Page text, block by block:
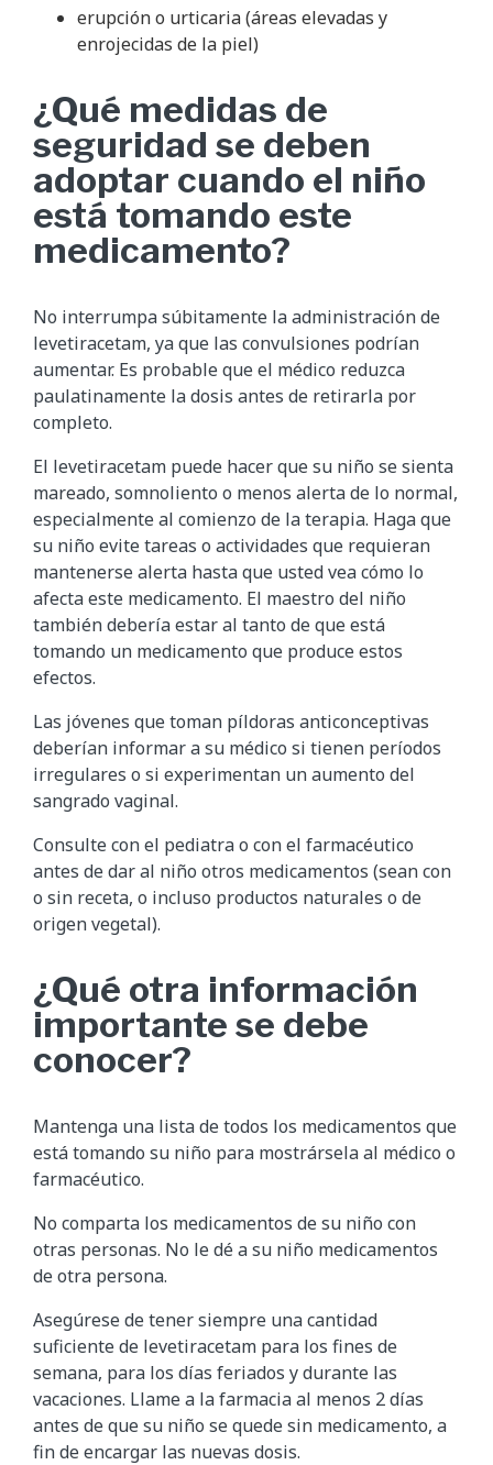
erupción o urticaria (áreas elevadas y
enrojecidas de la piel)
¿Qué medidas de
seguridad se deben
adoptar cuando el niño
está tomando este
medicamento?
No interrumpa súbitamente la administración de
levetiracetam, ya que las convulsiones podrían
aumentar. Es probable que el médico reduzca
paulatinamente la dosis antes de retirarla por
completo.
El levetiracetam puede hacer que su niño se sienta
mareado, somnoliento o menos alerta de lo normal,
especialmente al comienzo de la terapia. Haga que
su niño evite tareas o actividades que requieran
mantenerse alerta hasta que usted vea cómo lo
afecta este medicamento. El maestro del niño
también debería estar al tanto de que está
tomando un medicamento que produce estos
efectos.
Las jóvenes que toman píldoras anticonceptivas
deberían informar a su médico si tienen períodos
irregulares o si experimentan un aumento del
sangrado vaginal.
Consulte con el pediatra o con el farmacéutico
antes de dar al niño otros medicamentos (sean con
o sin receta, o incluso productos naturales o de
origen vegetal).
¿Qué otra información
importante se debe
conocer?
Mantenga una lista de todos los medicamentos que
está tomando su niño para mostrársela al médico o
farmacéutico.
No comparta los medicamentos de su niño con
otras personas. No le dé a su niño medicamentos
de otra persona.
Asegúrese de tener siempre una cantidad
suficiente de levetiracetam para los fines de
semana, para los días feriados y durante las
vacaciones. Llame a la farmacia al menos 2 días
antes de que su niño se quede sin medicamento, a
fin de encargar las nuevas dosis.